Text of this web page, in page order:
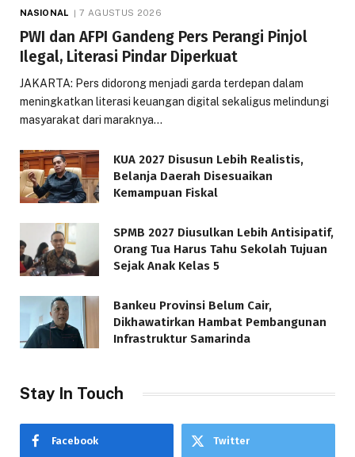
NASIONAL 7 AGUSTUS 2026
PWI dan AFPI Gandeng Pers Perangi Pinjol
Ilegal, Literasi Pindar Diperkuat
JAKARTA: Pers didorong menjadi garda terdepan dalam
meningkatkan literasi keuangan digital sekaligus melindungi
masyarakat dari maraknya…
KUA 2027 Disusun Lebih Realistis,
Belanja Daerah Disesuaikan
Kemampuan Fiskal
SPMB 2027 Diusulkan Lebih Antisipatif,
Orang Tua Harus Tahu Sekolah Tujuan
Sejak Anak Kelas 5
Bankeu Provinsi Belum Cair,
Dikhawatirkan Hambat Pembangunan
Infrastruktur Samarinda
Stay In Touch
Facebook Twitter